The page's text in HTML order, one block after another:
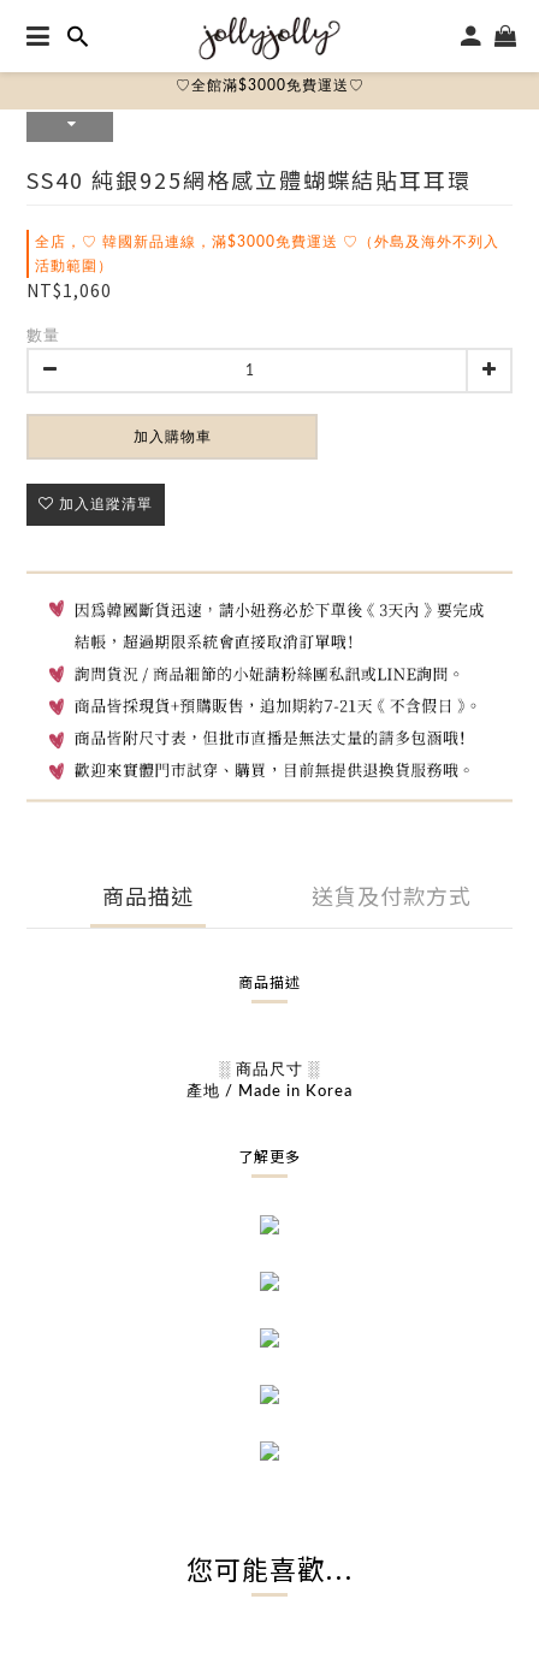
♡全館滿$3000免費運送♡
SS40 純銀925網格感立體蝴蝶結貼耳耳環
全店，♡ 韓國新品連線，滿$3000免費運送 ♡（外島及海外不列入
活動範圍）
NT$1,060
數量
加入購物車
加入追蹤清單
商品描述 送貨及付款方式
商品描述
░ 商品尺寸 ░
產地 / Made in Korea
了解更多
您可能喜歡...